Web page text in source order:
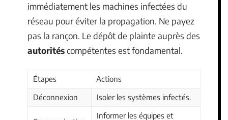
immédiatement les machines infectées du
réseau pour éviter la propagation. Ne payez
pas la rançon. Le dépôt de plainte auprès des
autoritéscompétentes est fondamental.
Étapes
Actions
Déconnexion
Isoler les systèmes infectés.
Informer les équipes et